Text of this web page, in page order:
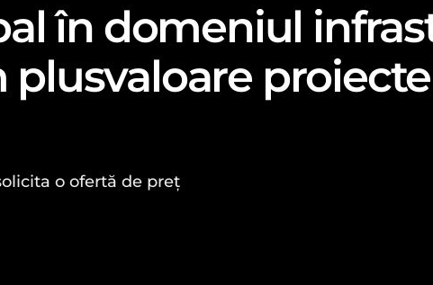
în domeniul
o ofertă de preț